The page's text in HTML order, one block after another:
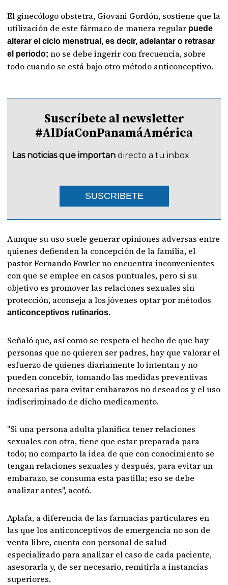
El ginecólogo obstetra, Giovani Gordón, sostiene que la
utilización de este fármaco de manera regular puede
alterar el ciclo menstrual, es decir, adelantar o retrasar
el periodo; no se debe ingerir con frecuencia, sobre
todo cuando se está bajo otro método anticonceptivo.
Suscríbete al newsletter
#AlDíaConPanamáAmérica
Las noticias que importan directo a tu inbox
SUSCRIBETE
Aunque su uso suele generar opiniones adversas entre
quienes defienden la concepción de la familia, el
pastor Fernando Fowler no encuentra inconvenientes
con que se emplee en casos puntuales, pero si su
objetivo es promover las relaciones sexuales sin
protección, aconseja a los jóvenes optar por métodos
anticonceptivos rutinarios.
Señaló que, así como se respeta el hecho de que hay
personas que no quieren ser padres, hay que valorar el
esfuerzo de quienes diariamente lo intentan y no
pueden concebir, tomando las medidas preventivas
necesarias para evitar embarazos no deseados y el uso
indiscriminado de dicho medicamento.
"Si una persona adulta planifica tener relaciones
sexuales con otra, tiene que estar preparada para
todo; no comparto la idea de que con conocimiento se
tengan relaciones sexuales y después, para evitar un
embarazo, se consuma esta pastilla; eso se debe
analizar antes", acotó.
Aplafa, a diferencia de las farmacias particulares en
las que los anticonceptivos de emergencia no son de
venta libre, cuenta con personal de salud
especializado para analizar el caso de cada paciente,
asesorarla y, de ser necesario, remitirla a instancias
superiores.